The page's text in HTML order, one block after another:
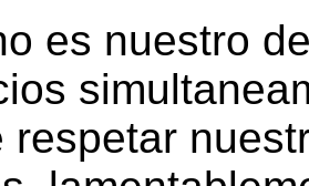
es nuestro
respetar